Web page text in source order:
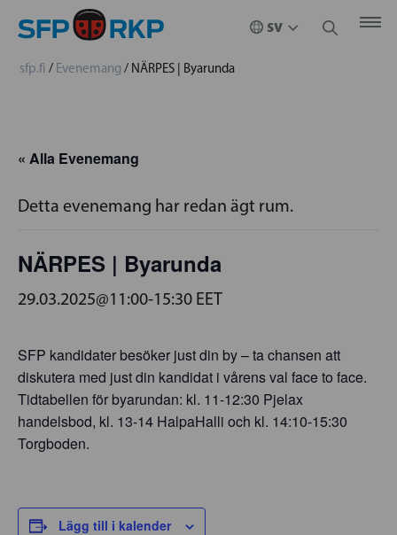
sfp.fi / Evenemang / NÄRPES | Byarunda
« Alla Evenemang
Detta evenemang har redan ägt rum.
NÄRPES | Byarunda
29.03.2025@11:00-15:30 EET
SFP kandidater besöker just din by – ta chansen att
diskutera med just din kandidat i vårens val face to face.
Tidtabellen för byarundan: kl. 11-12:30 Pjelax
handelsbod, kl. 13-14 HalpaHalli och kl. 14:10-15:30
Torgboden.
Lägg till i kalender